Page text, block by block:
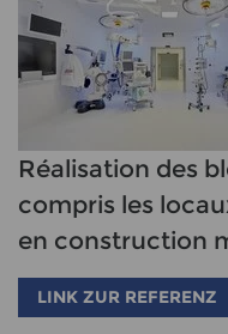
Réalisation des
compris les
en construction
LINK ZUR REFERENZ